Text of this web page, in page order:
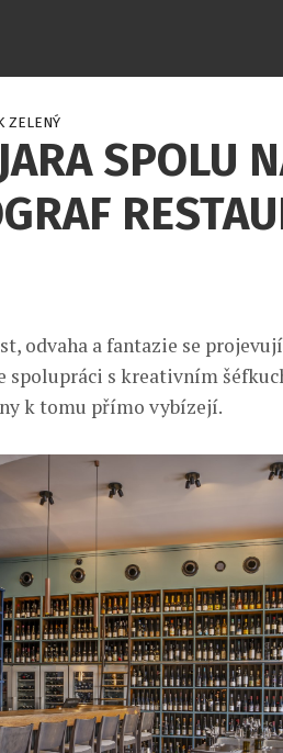
ZELENÝ
SPOLU
odvaha a fantazie se
spolupráci s kreativním
k tomu přímo vybízejí.